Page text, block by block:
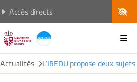
Accès directs
Actualités L'IREDU propose deux